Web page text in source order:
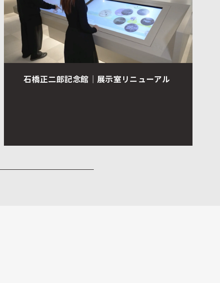
GLORY PRESENTATION FAIR 2025